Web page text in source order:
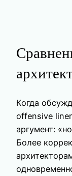
Когда
offensive
аргумент:
Более